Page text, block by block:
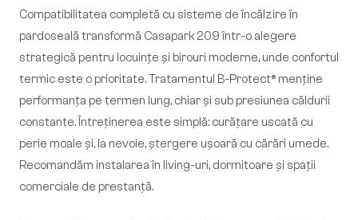
Compatibilitatea completă cu sisteme de încălzire în
pardoseală transformă Casapark 209 într-o alegere
strategică pentru locuințe și birouri moderne, unde confortul
termic este o prioritate. Tratamentul B-Protect® menține
performanța pe termen lung, chiar și sub presiunea căldurii
constante. Întreținerea este simplă: curățare uscată cu
perie moale și, la nevoie, ștergere ușoară cu cărări umede.
Recomandăm instalarea în living-uri, dormitoare și spații
comerciale de prestanță.